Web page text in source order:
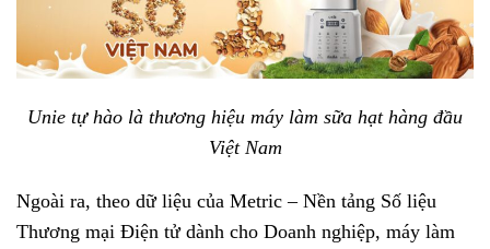
Unie tự hào là thương hiệu máy làm sữa hạt hàng đầu
Việt Nam
Ngoài ra, theo dữ liệu của Metric – Nền tảng Số liệu
Thương mại Điện tử dành cho Doanh nghiệp, máy làm